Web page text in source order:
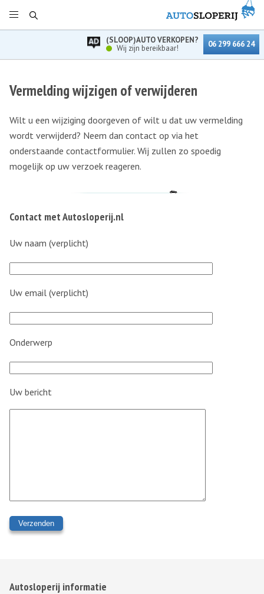
(SLOOP)AUTO VERKOPEN?
Wij zijn bereikbaar!
06 299 666 24
Vermelding wijzigen of verwijderen
Wilt u een wijziging doorgeven of wilt u dat uw vermelding
wordt verwijderd? Neem dan contact op via het
onderstaande contactformulier. Wij zullen zo spoedig
mogelijk op uw verzoek reageren.
Contact met Autosloperij.nl
Uw naam (verplicht)
Uw email (verplicht)
Onderwerp
Uw bericht
Autosloperij informatie